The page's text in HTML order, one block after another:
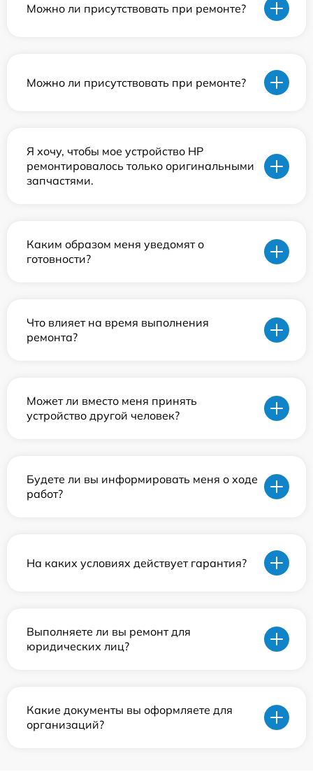
Можно ли присутствовать при ремонте?
Можно ли присутствовать при ремонте?
Я хочу, чтобы мое устройство HP
ремонтировалось только оригинальными
запчастями.
Каким образом меня уведомят о
готовности?
Что влияет на время выполнения
ремонта?
Может ли вместо меня принять
устройство другой человек?
Будете ли вы информировать меня о ходе
работ?
На каких условиях действует гарантия?
Выполняете ли вы ремонт для
юридических лиц?
Какие документы вы оформляете для
организаций?